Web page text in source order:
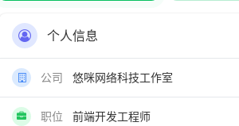
个人信息
公司 悠咪网络科技工作室
职位 前端开发工程师